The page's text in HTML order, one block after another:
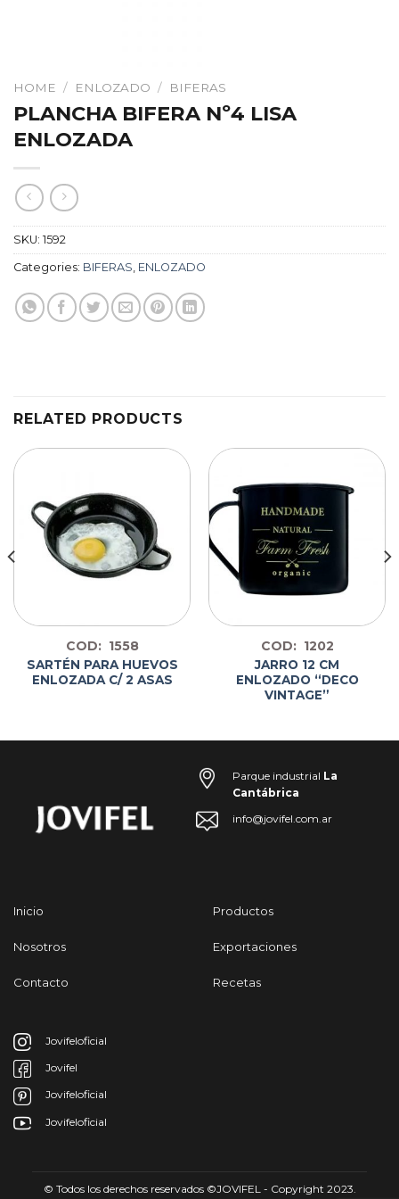
HOME / ENLOZADO / BIFERAS
PLANCHA BIFERA Nº4 LISA
ENLOZADA
SKU: 1592
Categories: BIFERAS, ENLOZADO
RELATED PRODUCTS
COD: 1558
SARTÉN PARA HUEVOS
ENLOZADA C/ 2 ASAS
COD: 1202
JARRO 12 CM
ENLOZADO “DECO
VINTAGE”
Parque industrial La
Cantábrica
info@jovifel.com.ar
Inicio
Nosotros
Contacto
Productos
Exportaciones
Recetas
Jovifeloficial
Jovifel
Jovifeloficial
Jovifeloficial
© Todos los derechos reservados ©JOVIFEL - Copyright 2023.